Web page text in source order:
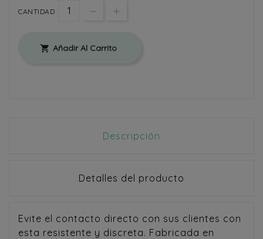
CANTIDAD
 Añadir Al Carrito
Descripción
Detalles del producto
Evite el contacto directo con sus clientes con
esta resistente y discreta. Fabricada en